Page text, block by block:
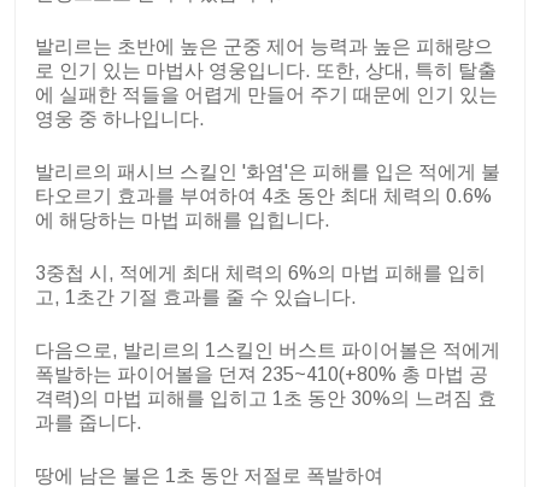
발리르는 초반에 높은 군중 제어 능력과 높은 피해량으
로 인기 있는 마법사 영웅입니다. 또한, 상대, 특히 탈출
에 실패한 적들을 어렵게 만들어 주기 때문에 인기 있는
영웅 중 하나입니다.
발리르의 패시브 스킬인 '화염'은 피해를 입은 적에게 불
타오르기 효과를 부여하여 4초 동안 최대 체력의 0.6%
에 해당하는 마법 피해를 입힙니다.
3중첩 시, 적에게 최대 체력의 6%의 마법 피해를 입히
고, 1초간 기절 효과를 줄 수 있습니다.
다음으로, 발리르의 1스킬인 버스트 파이어볼은 적에게
폭발하는 파이어볼을 던져 235~410(+80% 총 마법 공
격력)의 마법 피해를 입히고 1초 동안 30%의 느려짐 효
과를 줍니다.
땅에 남은 불은 1초 동안 저절로 폭발하여